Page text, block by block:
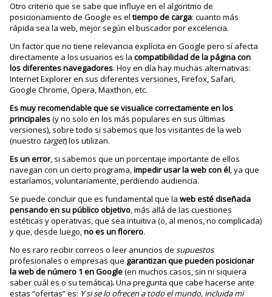
Otro criterio que se sabe que influye en el algoritmo de
posicionamiento de Google es eltiempo de carga: cuanto más
rápida sea la web, mejor según el buscador por excelencia.
Un factor que no tiene relevancia explícita en Google pero sí afecta
directamente a los usuarios es lacompatibilidad de la página con
los diferentes navegadores. Hoy en día hay muchas alternativas:
Internet Explorer en sus diferentes versiones, Firefox, Safari,
Google Chrome, Opera, Maxthon, etc.
Es muy recomendable que se visualice correctamente en los
principales(y no solo en los más populares en sus últimas
versiones), sobre todo si sabemos que los visitantes de la web
(nuestro target) los utilizan.
Es un error, si sabemos que un porcentaje importante de ellos
navegan con un cierto programa,impedir usar la web con él, ya que
estaríamos, voluntariamente, perdiendo audiencia.
Se puede concluir que es fundamental que laweb esté diseñada
pensando en su público objetivo, más allá de las cuestiones
estéticas y operativas, que sea intuitiva (o, al menos, no complicada)
y que, desde luego,no es un florero.
No es raro recibir correos o leer anuncios desupuestos
profesionales o empresas que garantizanque pueden posicionar
la webde número 1 en Google(en muchos casos, sin ni siquiera
saber cuál es o su temática).Una pregunta que cabe hacerse ante
estas “ofertas” es: Y si se lo ofrecen a todo el mundo, incluida mi